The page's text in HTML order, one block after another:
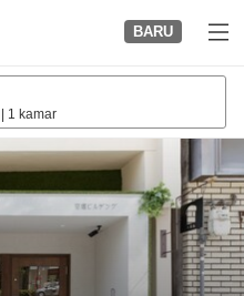
BARU
1 kamar